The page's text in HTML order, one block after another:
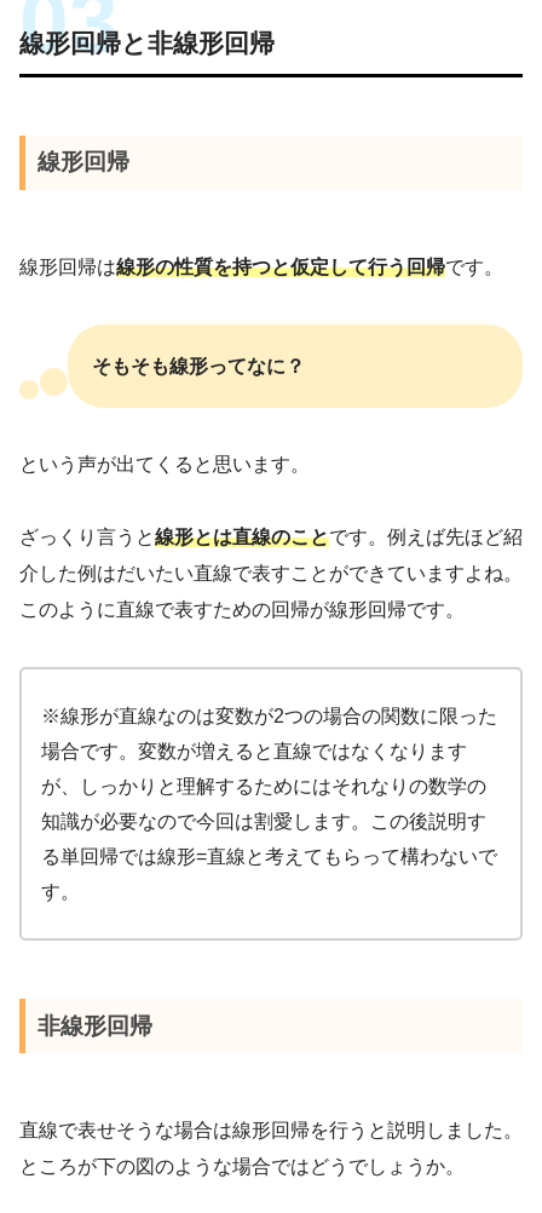
線形回帰と非線形回帰
線形回帰
線形回帰は線形の性質を持つと仮定して行う回帰です。
そもそも線形ってなに？
という声が出てくると思います。
ざっくり言うと線形とは直線のことです。例えば先ほど紹
介した例はだいたい直線で表すことができていますよね。
このように直線で表すための回帰が線形回帰です。
※線形が直線なのは変数が2つの場合の関数に限った
場合です。変数が増えると直線ではなくなります
が、しっかりと理解するためにはそれなりの数学の
知識が必要なので今回は割愛します。この後説明す
る単回帰では線形=直線と考えてもらって構わないで
す。
非線形回帰
直線で表せそうな場合は線形回帰を行うと説明しました。
ところが下の図のような場合ではどうでしょうか。